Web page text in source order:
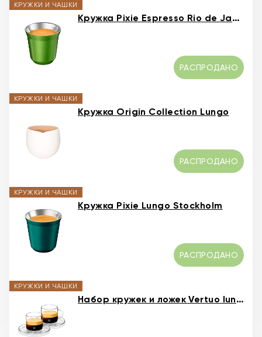
КРУЖКИ И ЧАШКИ
Кружка Pixie Espresso Rio de Janeiro
РАСПРОДАНО
КРУЖКИ И ЧАШКИ
Кружка Origin Collection Lungo
РАСПРОДАНО
КРУЖКИ И ЧАШКИ
Кружка Pixie Lungo Stockholm
РАСПРОДАНО
КРУЖКИ И ЧАШКИ
Набор кружек и ложек Vertuo lungo